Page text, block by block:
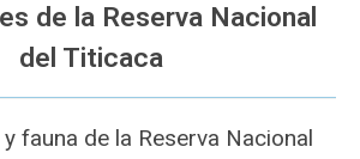
de la Reserva Nacional
del Titicaca
fauna de la Reserva Nacional